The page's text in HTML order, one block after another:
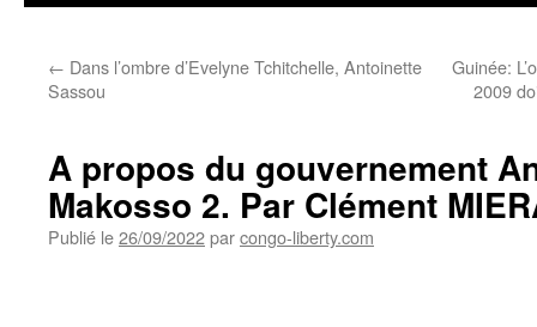
← Dans l’ombre d’Evelyne Tchitchelle, Antoinette
Sassou
Guinée:
2009
A propos du gouvernement
Makosso 2. Par Clément
Publié le26/09/2022parcongo-liberty.com